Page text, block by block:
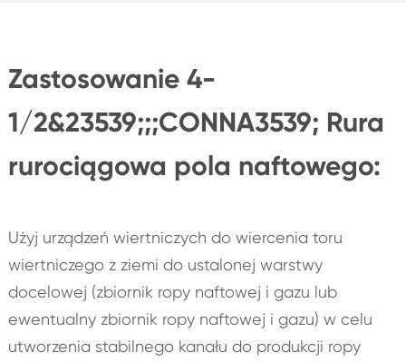
Zastosowanie 4-
1/2&23539;;;CONNA3539; Rura
rurociągowa pola naftowego:
Użyj urządzeń wiertniczych do wiercenia toru
wiertniczego z ziemi do ustalonej warstwy
docelowej (zbiornik ropy naftowej i gazu lub
ewentualny zbiornik ropy naftowej i gazu) w celu
utworzenia stabilnego kanału do produkcji ropy